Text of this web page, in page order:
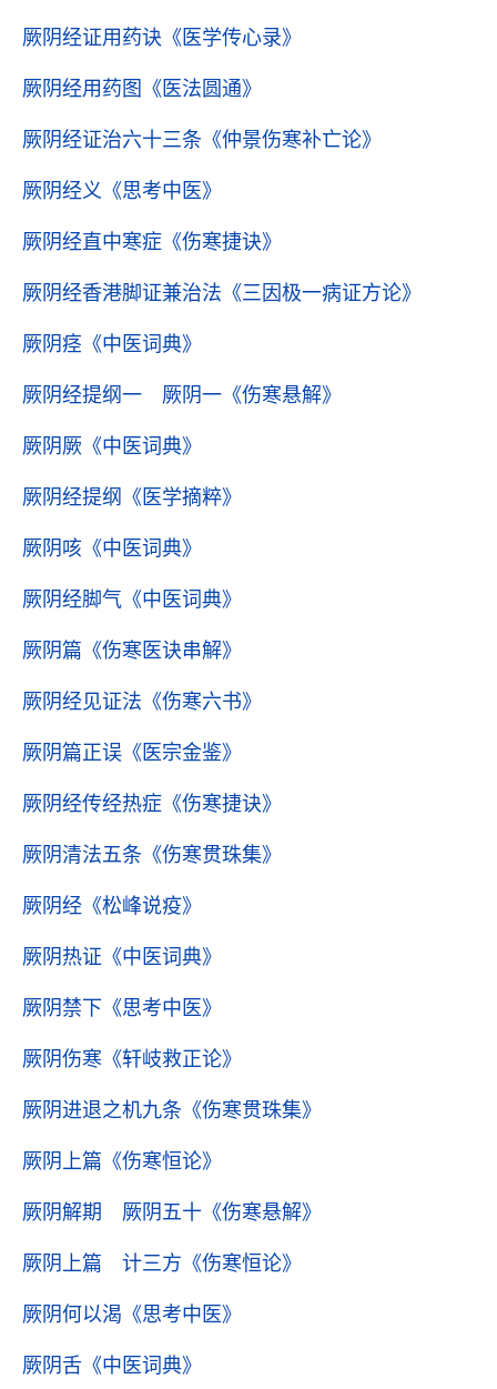
厥阴经证用药诀 《医学传心录》
厥阴经用药图 《医法圆通》
厥阴经证治六十三条 《仲景伤寒补亡论》
厥阴经义 《思考中医》
厥阴经直中寒症 《伤寒捷诀》
厥阴经香港脚证兼治法 《三因极一病证方论》
厥阴痉 《中医词典》
厥阴经提纲一 厥阴一 《伤寒悬解》
厥阴厥 《中医词典》
厥阴经提纲 《医学摘粹》
厥阴咳 《中医词典》
厥阴经脚气 《中医词典》
厥阴篇 《伤寒医诀串解》
厥阴经见证法 《伤寒六书》
厥阴篇正误 《医宗金鉴》
厥阴经传经热症 《伤寒捷诀》
厥阴清法五条 《伤寒贯珠集》
厥阴经 《松峰说疫》
厥阴热证 《中医词典》
厥阴禁下 《思考中医》
厥阴伤寒 《轩岐救正论》
厥阴进退之机九条 《伤寒贯珠集》
厥阴上篇 《伤寒恒论》
厥阴解期 厥阴五十 《伤寒悬解》
厥阴上篇 计三方 《伤寒恒论》
厥阴何以渴 《思考中医》
厥阴舌 《中医词典》